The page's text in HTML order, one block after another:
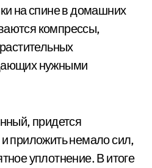
на спине в домашних
компрессы,
нужными
придется
приложить немало сил,
уплотнение. В итоге